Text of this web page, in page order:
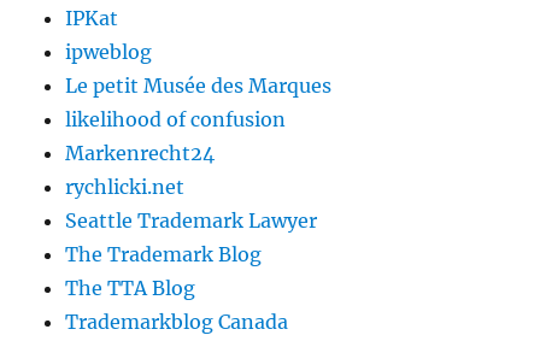
IPKat
ipweblog
Le petit Musée des Marques
likelihood of confusion
Markenrecht24
rychlicki.net
Seattle Trademark Lawyer
The Trademark Blog
The TTA Blog
Trademarkblog Canada